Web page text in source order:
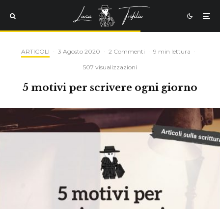
ARTICOLI · 3 Agosto 2020 · 2 Commenti · 9 min lettura ·
507 visualizzazioni
5 motivi per scrivere ogni giorno